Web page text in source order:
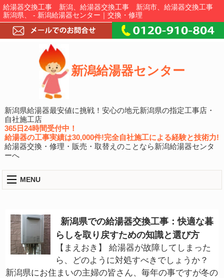
給湯器交換工事 新潟、給湯器交換工事 新潟市、給湯器交換工事
新潟県、 - 新潟給湯器センター｜交換・修理
新潟給湯器センター
新潟県給湯器最安値に挑戦！安心の地元新潟県の指定工事店・
自社施工店
365日24時間受付中！
給湯器の工事実績は30,000件!完全自社施工による経験と技術力!
給湯器交換・修理・販売・取替えのことなら新潟給湯器センタ
ーへ
MENU
新潟県での給湯器交換工事：快適な暮
らしを取り戻すための知識と選び方
【まえおき】 給湯器が故障してしまった
ら、どのように対処すべきでしょうか？
新潟県にお住まいの主婦の皆さん、毎年の事ですが冬の